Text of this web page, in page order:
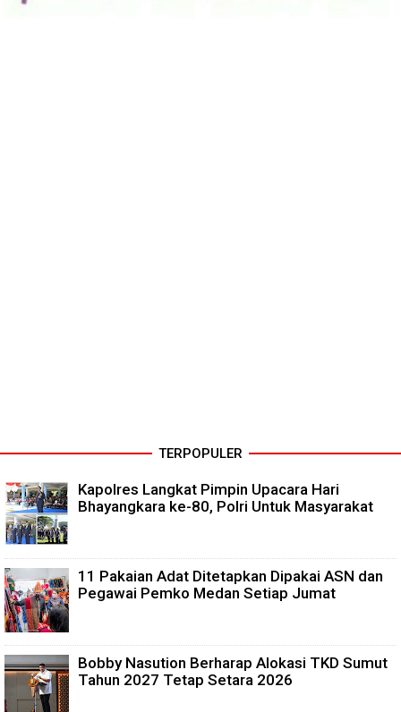
TERPOPULER
Kapolres Langkat Pimpin Upacara Hari
Bhayangkara ke-80, Polri Untuk Masyarakat
11 Pakaian Adat Ditetapkan Dipakai ASN dan
Pegawai Pemko Medan Setiap Jumat
Bobby Nasution Berharap Alokasi TKD Sumut
Tahun 2027 Tetap Setara 2026